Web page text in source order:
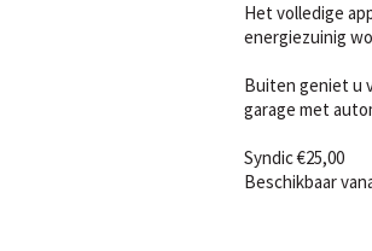
Het volledige
energiezuinig
Buiten geniet u
garage met
Syndic €25,00
Beschikbaar